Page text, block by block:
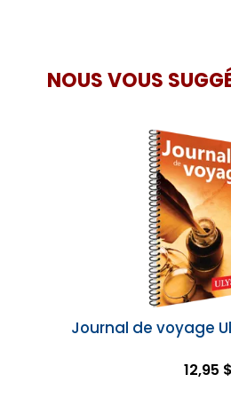
NOUS VOUS
Journal de voyage
12,95 $